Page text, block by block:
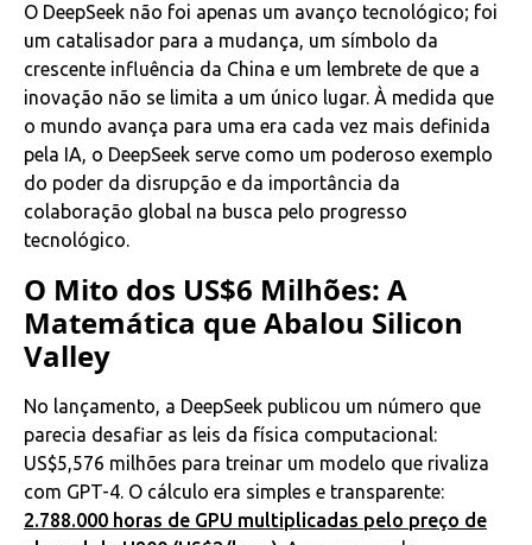
O DeepSeek não foi apenas um avanço tecnológico; foi
um catalisador para a mudança, um símbolo da
crescente influência da China e um lembrete de que a
inovação não se limita a um único lugar. À medida que
o mundo avança para uma era cada vez mais definida
pela IA, o DeepSeek serve como um poderoso exemplo
do poder da disrupção e da importância da
colaboração global na busca pelo progresso
tecnológico.
O Mito dos US$6 Milhões: A
Matemática que Abalou Silicon
Valley
No lançamento, a DeepSeek publicou um número que
parecia desafiar as leis da física computacional:
US$5,576 milhões para treinar um modelo que rivaliza
com GPT-4. O cálculo era simples e transparente:
2.788.000 horas de GPU multiplicadas pelo preço de